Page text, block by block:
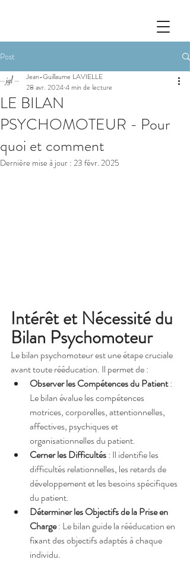
Post
LE BILAN
PSYCHOMOTEUR - Pour
quoi et comment
Jean-Guillaume LAVIELLE
28 avr. 20244 min de lecture
Dernière mise à jour : 23 févr. 2025
Intérêt et Nécessité du
Bilan Psychomoteur
Le bilan psychomoteur est une étape cruciale
avant toute rééducation. Il permet de :
Observer les Compétences du Patient :
Le bilan évalue les compétences
motrices, corporelles, attentionnelles,
affectives, psychiques et
organisationnelles du patient.
Cerner les Difficultés : Il identifie les
difficultés relationnelles, les retards de
développement et les besoins spécifiques
du patient.
Déterminer les Objectifs de la Prise en
Charge : Le bilan guide la rééducation en
fixant des objectifs adaptés à chaque
individu.